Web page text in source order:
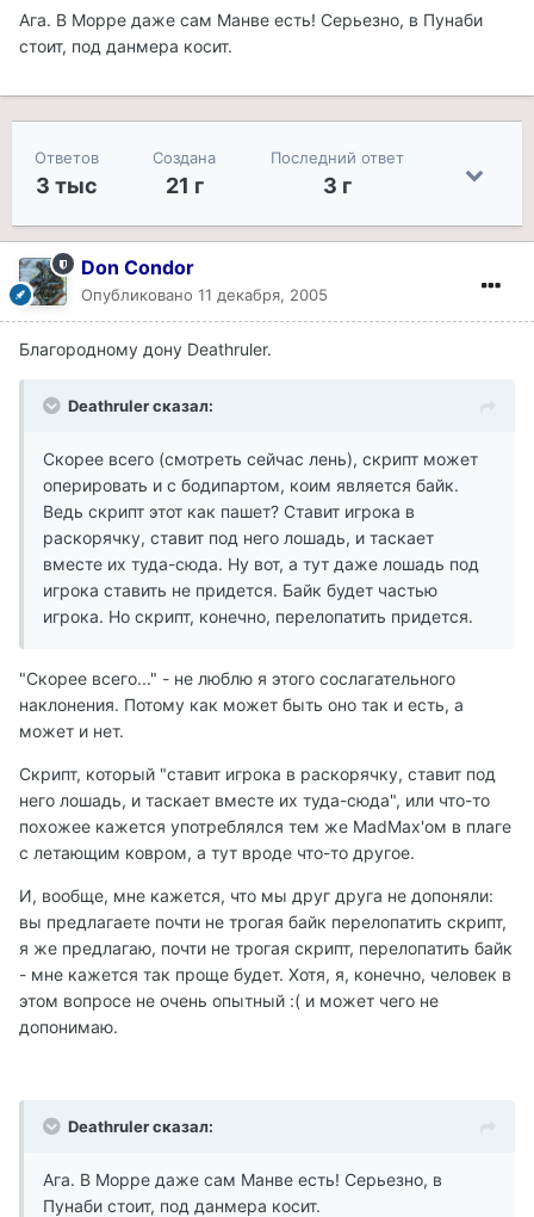
Ага. В Морре даже сам Манве есть! Серьезно, в Пунаби
стоит, под данмера косит.
Ответов
3 тыс
Создана
21 г
Последний ответ
3 г
Don Condor
Опубликовано 11 декабря, 2005
Благородному дону Deathruler.
Deathruler сказал:
Скорее всего (смотреть сейчас лень), скрипт может
оперировать и с бодипартом, коим является байк.
Ведь скрипт этот как пашет? Ставит игрока в
раскорячку, ставит под него лошадь, и таскает
вместе их туда-сюда. Ну вот, а тут даже лошадь под
игрока ставить не придется. Байк будет частью
игрока. Но скрипт, конечно, перелопатить придется.
"Скорее всего..." - не люблю я этого сослагательного
наклонения. Потому как может быть оно так и есть, а
может и нет.
Скрипт, который "ставит игрока в раскорячку, ставит под
него лошадь, и таскает вместе их туда-сюда", или что-то
похожее кажется употреблялся тем же MadMax'ом в плаге
с летающим ковром, а тут вроде что-то другое.
И, вообще, мне кажется, что мы друг друга не допоняли:
вы предлагаете почти не трогая байк перелопатить скрипт,
я же предлагаю, почти не трогая скрипт, перелопатить байк
- мне кажется так проще будет. Хотя, я, конечно, человек в
этом вопросе не очень опытный :( и может чего не
допонимаю.
Deathruler сказал:
Ага. В Морре даже сам Манве есть! Серьезно, в
Пунаби стоит, под данмера косит.